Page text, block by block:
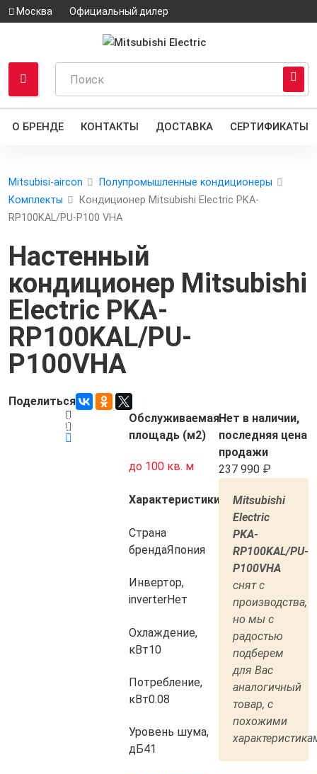
Москва Официальный дилер
О БРЕНДЕ КОНТАКТЫ ДОСТАВКА СЕРТИФИКАТЫ
Mitsubisi-aircon
Полупромышленные кондиционеры
Комплекты
Кондиционер Mitsubishi Electric PKA-
RP100KAL/PU-P100 VHA
Настенный
кондиционер Mitsubishi
Electric PKA-
RP100KAL/PU-
P100VHA
Поделиться
Товар снят с
производства
Код товара:
Нет в наличии,
последняя цена
продажи
237 990
Mitsubishi
Electric
PKA-
RP100KAL/PU-
P100VHA
cнят с
производства,
но мы с
радостью
подберем
для Вас
аналогичный
товар, с
похожими
Обслуживаемая
площадь (м2)
до 100 кв. м
Характеристики
Страна
брендаЯпония
Инвертор,
inverterНет
Охлаждение,
кВт10
Потребление,
кВт0.08
Уровень шума,
дБ41